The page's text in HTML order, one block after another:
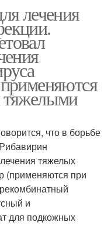
лечения
что в борьбе
тяжелых
(применяются при
и
для подкожных